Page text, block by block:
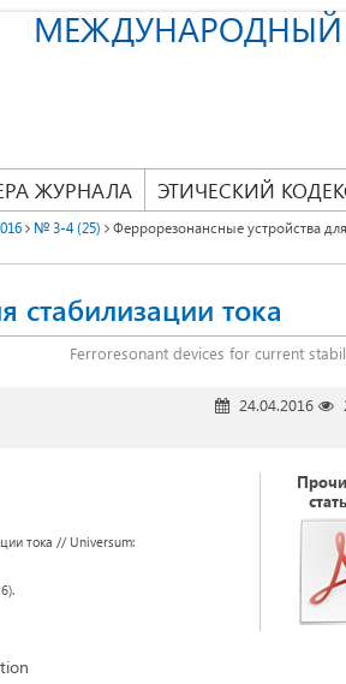
ЖУРНАЛА ЭТИЧЕСКИЙ
№ 3-4 (25)
Феррорезонансные устройства для
стабилизации тока
Ferroresonant devices for current
24.04.2016
тока // Universum: